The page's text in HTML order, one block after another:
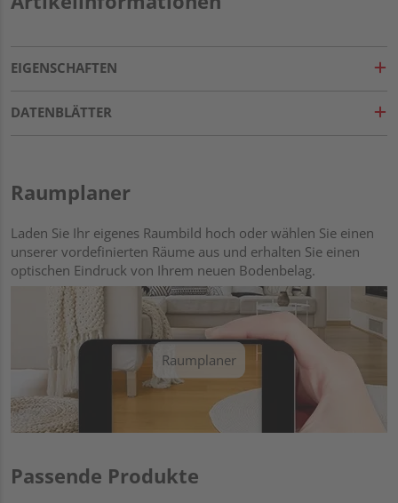
EIGENSCHAFTEN
DATENBLÄTTER
Raumplaner
Laden Sie Ihr eigenes Raumbild hoch oder wählen Sie einen
unserer vordefinierten Räume aus und erhalten Sie einen
optischen Eindruck von Ihrem neuen Bodenbelag.
Raumplaner
Passende Produkte